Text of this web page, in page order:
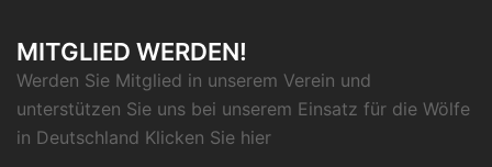
MITGLIED WERDEN!
Werden Sie Mitglied in unserem Verein und
unterstützen Sie uns bei unserem Einsatz für die Wölfe
in Deutschland Klicken Sie hier